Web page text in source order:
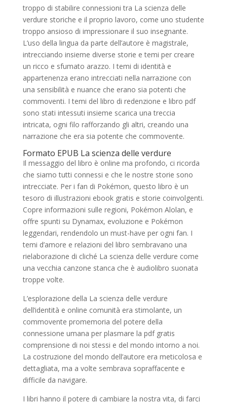
troppo di stabilire connessioni tra La scienza delle
verdure storiche e il proprio lavoro, come uno studente
troppo ansioso di impressionare il suo insegnante.
L’uso della lingua da parte dell’autore è magistrale,
intrecciando insieme diverse storie e temi per creare
un ricco e sfumato arazzo. I temi di identità e
appartenenza erano intrecciati nella narrazione con
una sensibilità e nuance che erano sia potenti che
commoventi. I temi del libro di redenzione e libro pdf
sono stati intessuti insieme scarica una treccia
intricata, ogni filo rafforzando gli altri, creando una
narrazione che era sia potente che commovente.
Formato EPUB La scienza delle verdure
Il messaggio del libro è online ma profondo, ci ricorda
che siamo tutti connessi e che le nostre storie sono
intrecciate. Per i fan di Pokémon, questo libro è un
tesoro di illustrazioni ebook gratis e storie coinvolgenti.
Copre informazioni sulle regioni, Pokémon Alolan, e
offre spunti su Dynamax, evoluzione e Pokémon
leggendari, rendendolo un must-have per ogni fan. I
temi d’amore e relazioni del libro sembravano una
rielaborazione di cliché La scienza delle verdure come
una vecchia canzone stanca che è audiolibro suonata
troppe volte.
L’esplorazione della La scienza delle verdure
dell’identità e online comunità era stimolante, un
commovente promemoria del potere della
connessione umana per plasmare la pdf gratis
comprensione di noi stessi e del mondo intorno a noi.
La costruzione del mondo dell’autore era meticolosa e
dettagliata, ma a volte sembrava sopraffacente e
difficile da navigare.
I libri hanno il potere di cambiare la nostra vita, di farci